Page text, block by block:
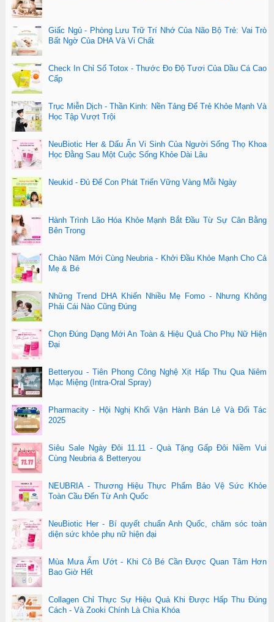
Giấc Ngủ - Phòng Lưu Trữ Trí Nhớ Của Não Bộ Trẻ: Vai Trò
Bất Ngờ Của DHA Và Vi Chất
Check In Chỉ Số Totox - Thước Đo Độ Tươi Của Dầu Cá Cao
Cấp
Trục Miễn Dịch - Thần Kinh: Nền Tảng Để Trẻ Khỏe Mạnh Và
Học Tập Vượt Trội
NeuBiotic Her & Dấu Ấn Vi Sinh Của Người Sống Thọ Khoa
Học Đằng Sau Một Cuộc Sống Khỏe Dài Lâu
Neukid - Đủ Để Con Phát Triển Vững Vàng Mỗi Ngày
Hành Trình Lão Hóa Khỏe Mạnh Bắt Đầu Từ Sự Cân Bằng
Bên Trong
Chào Năm Mới Cùng Neubria - Khởi Đầu Khỏe Mạnh Cho Cả
Mẹ & Bé
Những Trend DHA Khiến Nhiều Mẹ Fomo - Nhưng Không
Phải Cái Nào Cũng Đúng
Chọn Đúng Dạng Mới An Toàn & Hiệu Quả Cho Phụ Nữ Hiện
Đại
Betteryou - Tiên Phong Công Nghệ Xịt Hấp Thu Qua Niêm
Mạc Miệng (Intra-Oral Spray)
Pharmacity - Hội Nghị Khối Vận Hành Bán Lẻ Và Đối Tác
2025
Siêu Sale Ngày Đôi 11.11 - Quà Tặng Gấp Đôi Niềm Vui
Cùng Neubria & Betteryou
NEUBRIA - Thương Hiệu Thực Phẩm Bảo Vệ Sức Khỏe
Toàn Cầu Đến Từ Anh Quốc
NeuBiotic Her - Bí quyết chuẩn Anh Quốc, chăm sóc toàn
diện sức khỏe phụ nữ hiện đại
Mùa Mưa Ẩm Ướt - Khi Cô Bé Cần Được Quan Tâm Hơn
Bao Giờ Hết
Collagen Chỉ Thực Sự Hiệu Quả Khi Được Hấp Thu Đúng
Cách - Và Zooki Chính Là Chìa Khóa